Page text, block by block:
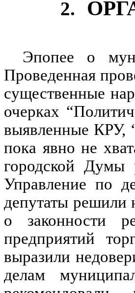
2.
Эпопее о
Проведенная
существенные
очерках
выявленные КРУ,
пока явно не
городской Думы
Управление по
депутаты решили
о законности
предприятий
выразили
делам